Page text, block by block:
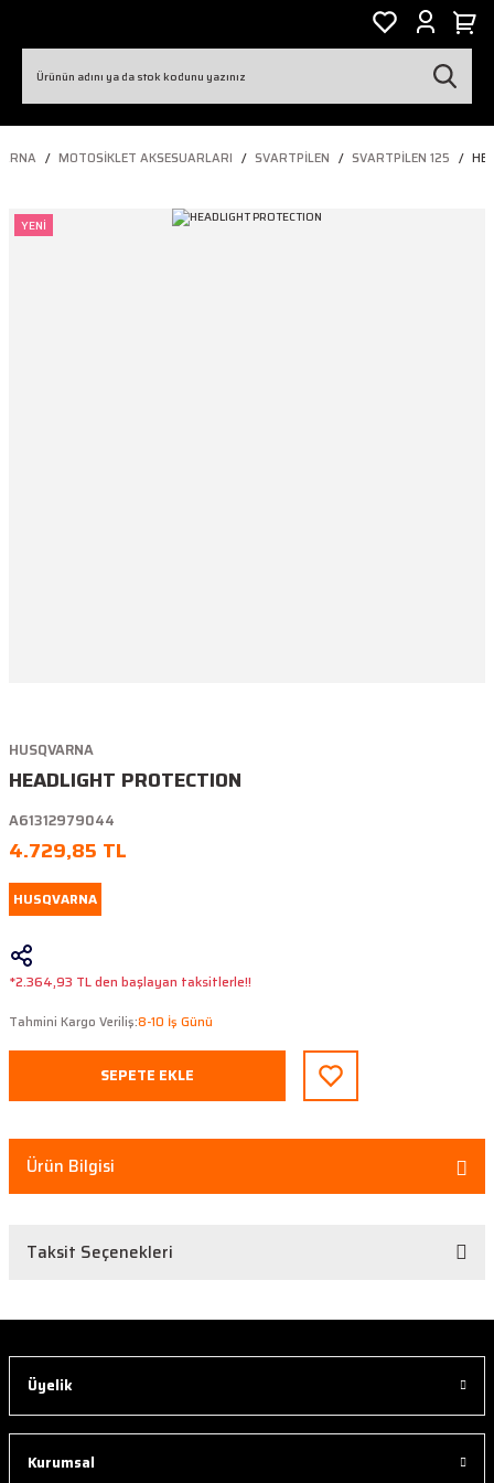
MOTOSIKLET AKSESUARLARI SVARTPILEN SVARTPILEN 125
YENİ
HUSQVARNA
HEADLIGHT PROTECTION
A61312979044
4.729,85 TL
HUSQVARNA
*2.364,93 TL den başlayan taksitlerle!!
Tahmini Kargo Veriliş:8-10 İş Günü
SEPETE EKLE
Ürün Bilgisi
Taksit Seçenekleri
Üyelik
Kurumsal